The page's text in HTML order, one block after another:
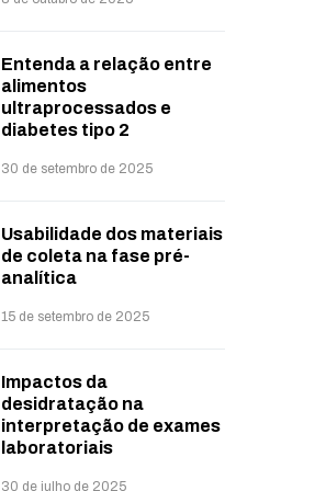
Entenda a relação entre
alimentos
ultraprocessados e
diabetes tipo 2
30 de setembro de 2025
Usabilidade dos materiais
de coleta na fase pré-
analítica
15 de setembro de 2025
Impactos da
desidratação na
interpretação de exames
laboratoriais
30 de julho de 2025